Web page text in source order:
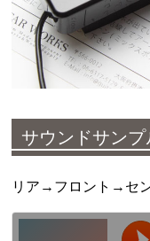
サウンドサンプ
リア→フロント→セ